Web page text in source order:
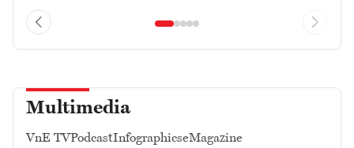
Multimedia
VnE TVPodcastInfographicseMagazine